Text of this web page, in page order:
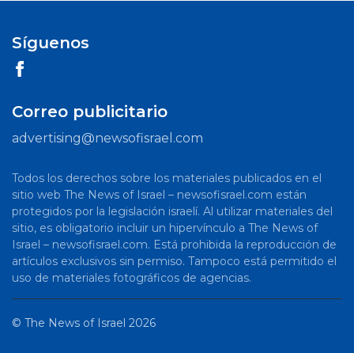
Síguenos
Correo publicitario
advertising@newsofisrael.com
Todos los derechos sobre los materiales publicados en el
sitio web The News of Israel – newsofisrael.com están
protegidos por la legislación israelí. Al utilizar materiales del
sitio, es obligatorio incluir un hipervínculo a The News of
Israel – newsofisrael.com. Está prohibida la reproducción de
artículos exclusivos sin permiso. Tampoco está permitido el
uso de materiales fotográficos de agencias.
© The News of Israel 2026